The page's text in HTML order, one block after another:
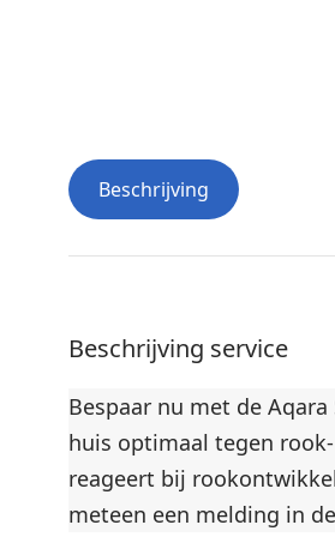
Beschrijving
Beschrijving service
Bespaar nu met de
huis optimaal tegen
reageert bij
meteen een melding in